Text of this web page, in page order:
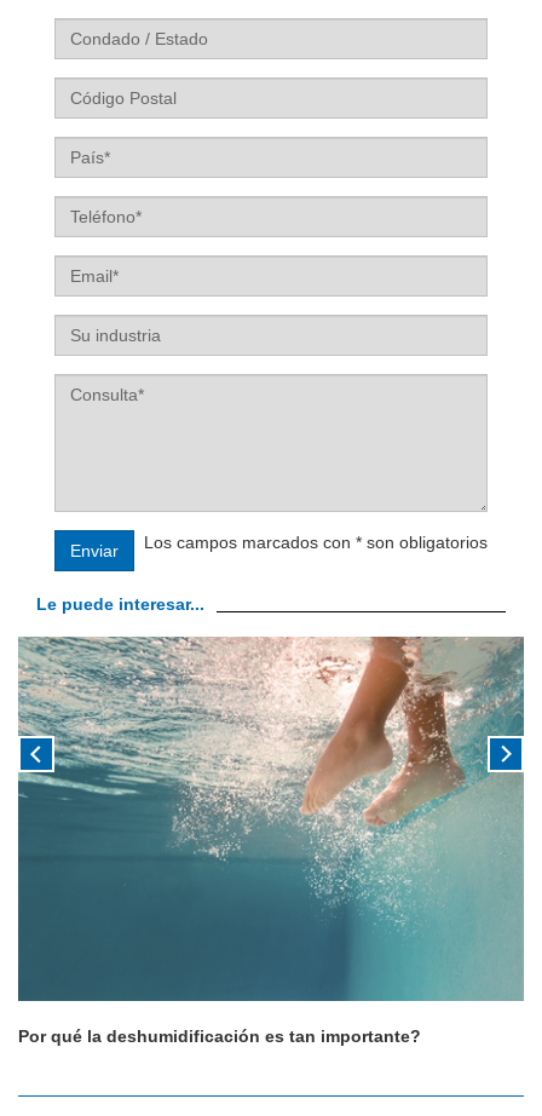
Ciudad
Condado
Estado
Código
País
Teléfono
Email
Su
Los campos marcados con * son obligatorios
Enviar
Le puede interesar...
Por qué la deshumidificación es tan importante?